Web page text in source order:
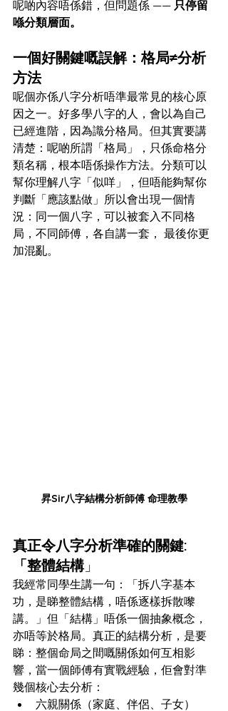
呢啲內容唔係錯，但問題係 —— 只停留
喺分類層面。
一個好關鍵嘅誤解：格局≠分析
方法
呢個亦係八字分析唔準最常見的核心原
因之一。好多學八字的人，會以為自己
已經進階，因為識分格局。但其實要講
清楚：呢啲所謂「格局」，只係命格分
類名稱 ， 根本唔係操作方法。分類可以
幫你理解八字「似咩」，但唔能夠幫你
判斷「應該點做」所以會出現一個情
況：同一個八字，可以被套入不同格
局，不同師傅，各自講一套， 最後你更
加混亂。
昇Sir八字結構分析師傅 命理教學
真正令八字分析準確的關鍵:
「整體結構」
我經常同學生講一句：「拆八字基本
功，是睇整體結構，唔係逐樣拆散嚟
講。」但「結構」唔係一個抽象概念，
亦唔等於格局。真正的結構分析，是要
睇：整個命局之間嘅關係如何互相影
響，當一個師傅有實戰經驗，佢會對準
幾個核心去分析：
六親關係（家庭、伴侶、子女）